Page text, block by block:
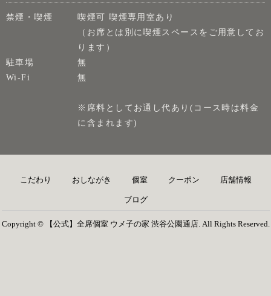
禁煙・喫煙
喫煙可 喫煙専用室あり
（お席とは別に喫煙スペースをご用意してお
ります）
駐車場
無
Wi-Fi
無
※席料としてお通し代あり(コース時は料金
に含まれます)
こだわり おしながき 個室 クーポン 店舗情報
ブログ
Copyright © 【公式】全席個室 ウメ子の家 渋谷公園通店. All Rights Reserved.